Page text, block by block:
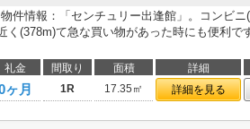
件情報：「センチュリー出逢館」。コンビニ
く(378m)て急な買い物があった時にも便利で
礼金 間取り 面積 詳細
ヶ月 1R 17.35㎡ 詳細を見る